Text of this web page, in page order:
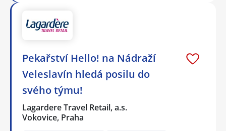
Pekařství Hello! na Nádraží
Veleslavín hledá posilu do
svého týmu!
Lagardere Travel Retail, a.s.
Vokovice, Praha